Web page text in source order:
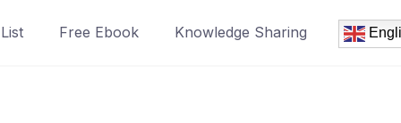
Free Ebook Knowledge Sharing